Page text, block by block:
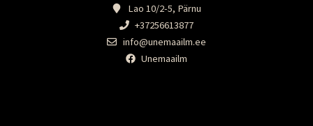
Lao 10/2-5, Pärnu
+37256613877
info@unemaailm.ee
Unemaailm